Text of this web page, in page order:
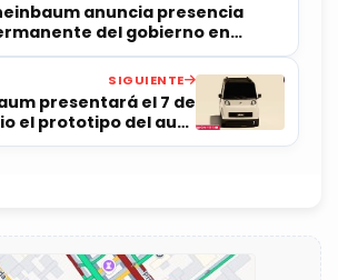
anuncia presencia
del gobierno en
tras violencia y
SIGUIENTE
presentará el 7 de
el prototipo del auto
mexicano Olinia